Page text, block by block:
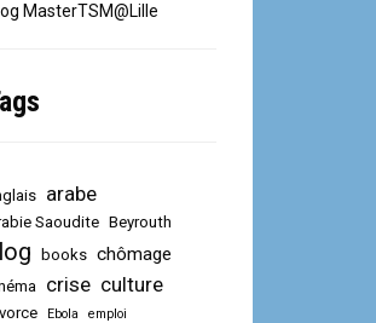
MasterTSM@Lille
arabe
Saoudite Beyrouth
books chômage
crise culture
Ebola emploi